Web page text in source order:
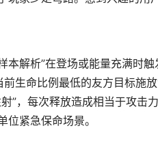
本解析”在登场或能量充满时
前生命比例最低的友方目标施
”，每次释放造成相当于攻
紧急保命场景。